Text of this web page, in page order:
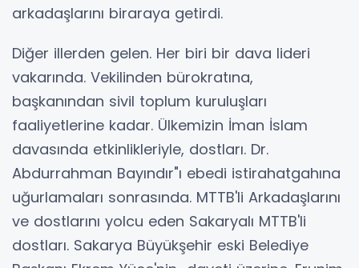
arkadaşlarını biraraya getirdi.
Diğer illerden gelen. Her biri bir dava lideri
vakarında. Vekilinden bürokratına,
başkanından sivil toplum kuruluşları
faaliyetlerine kadar. Ülkemizin İman İslam
davasında etkinlikleriyle, dostları. Dr.
Abdurrahman Bayındır"ı ebedi istirahatgahına
uğurlamaları sonrasında. MTTB'li Arkadaşlarını
ve dostlarını yolcu eden Sakaryalı MTTB'li
dostları. Sakarya Büyükşehir eski Belediye